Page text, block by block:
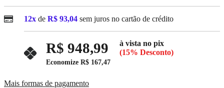
12x de R$ 93,04 sem juros no cartão de crédito
R$ 948,99
à vista no pix
(15% Desconto)
Economize R$ 167,47
Mais formas de pagamento